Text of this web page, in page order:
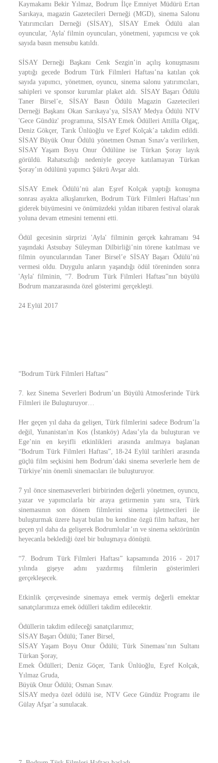
Kaymakamı Bekir Yılmaz, Bodrum İlçe Emniyet Müdürü Ertan
Sarıkaya, magazin Gazetecileri Derneği (MGD), sinema Salonu
Yatırımcıları Derneği (SİSAY), SİSAY Emek Ödülü alan
oyuncular, 'Ayla' filmin oyuncuları, yönetmeni, yapımcısı ve çok
sayıda basın mensubu katıldı.
SİSAY Derneği Başkanı Cenk Sezgin’in açılış konuşmasını
yaptığı gecede Bodrum Türk Filmleri Haftası’na katılan çok
sayıda yapımcı, yönetmen, oyuncu, sinema salonu yatırımcıları,
sahipleri ve sponsor kurumlar plaket aldı. SİSAY Başarı Ödülü
Taner Birsel’e, SİSAY Basın Ödülü Magazin Gazetecileri
Derneği Başkanı Okan Sarıkaya’ya, SİSAY Medya Ödülü NTV
'Gece Gündüz' programına, SİSAY Emek Ödülleri Attilla Olgaç,
Deniz Gökçer, Tarık Ünlüoğlu ve Eşref Kolçak’a takdim edildi.
SİSAY Büyük Onur Ödülü yönetmen Osman Sınav'a verilirken,
SİSAY Yaşam Boyu Onur Ödülüne ise Türkan Şoray layık
görüldü. Rahatsızlığı nedeniyle geceye katılamayan Türkan
Şoray’ın ödülünü yapımcı Şükrü Avşar aldı.
SİSAY Emek Ödülü’nü alan Eşref Kolçak yaptığı konuşma
sonrası ayakta alkışlanırken, Bodrum Türk Filmleri Haftası’nın
giderek büyümesini ve önümüzdeki yıldan itibaren festival olarak
yoluna devam etmesini temenni etti.
Ödül gecesinin sürprizi 'Ayla' filminin gerçek kahramanı 94
yaşındaki Astsubay Süleyman Dilbirliği’nin törene katılması ve
filmin oyuncularından Taner Birsel’e SİSAY Başarı Ödülü’nü
vermesi oldu. Duygulu anların yaşandığı ödül töreninden sonra
'Ayla' filminin, “7. Bodrum Türk Filmleri Haftası”nın büyülü
Bodrum manzarasında özel gösterimi gerçekleşti.
24 Eylül 2017
“Bodrum Türk Filmleri Haftası”
7. kez Sinema Severleri Bodrum’un Büyülü Atmosferinde Türk
Filmleri ile Buluşturuyor…
Her geçen yıl daha da gelişen, Türk filmlerini sadece Bodrum’la
değil, Yunanistan'ın Kos (İstanköy) Adası’yla da buluşturan ve
Ege’nin en keyifli etkinlikleri arasında anılmaya başlanan
“Bodrum Türk Filmleri Haftası”, 18-24 Eylül tarihleri arasında
güçlü film seçkisini hem Bodrum’daki sinema severlerle hem de
Türkiye’nin önemli sinemacıları ile buluşturuyor.
7 yıl önce sinemaseverleri birbirinden değerli yönetmen, oyuncu,
yazar ve yapımcılarla bir araya getirmenin yanı sıra, Türk
sinemasının son dönem filmlerini sinema işletmecileri ile
buluşturmak üzere hayat bulan bu kendine özgü film haftası, her
geçen yıl daha da gelişerek Bodrumlular’ın ve sinema sektörünün
heyecanla beklediği özel bir buluşmaya dönüştü.
“7. Bodrum Türk Filmleri Haftası” kapsamında 2016 - 2017
yılında gişeye adını yazdırmış filmlerin gösterimleri
gerçekleşecek.
Etkinlik çerçevesinde sinemaya emek vermiş değerli emektar
sanatçılarımıza emek ödülleri takdim edilecektir.
Ödüllerin takdim edileceği sanatçılarımız;
SİSAY Başarı Ödülü; Taner Birsel,
SİSAY Yaşam Boyu Onur Ödülü; Türk Sineması’nın Sultanı
Türkan Şoray,
Emek Ödülleri; Deniz Göçer, Tarık Ünlüoğlu, Eşref Kolçak,
Yılmaz Gruda,
Büyük Onur Ödülü; Osman Sınav.
SİSAY medya özel ödülü ise, NTV Gece Gündüz Programı ile
Gülay Afşar’a sunulacak.